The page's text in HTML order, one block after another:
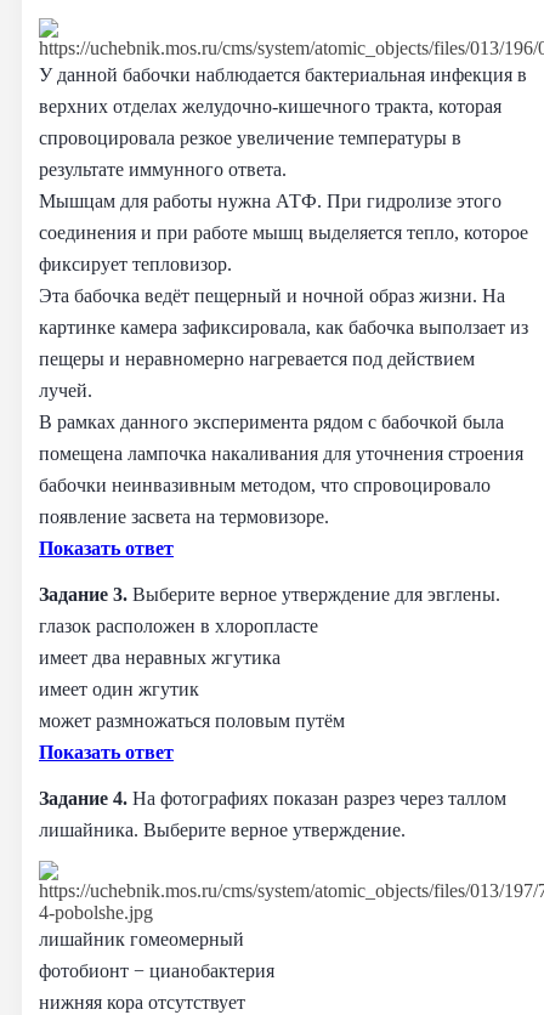
У данной бабочки наблюдается бактериальная инфекция в
верхних отделах желудочно-кишечного тракта, которая
спровоцировала резкое увеличение температуры в
результате иммунного ответа.
Мышцам для работы нужна АТФ. При гидролизе этого
соединения и при работе мышц выделяется тепло, которое
фиксирует тепловизор.
Эта бабочка ведёт пещерный и ночной образ жизни. На
картинке камера зафиксировала, как бабочка выползает из
пещеры и неравномерно нагревается под действием
лучей.
В рамках данного эксперимента рядом с бабочкой была
помещена лампочка накаливания для уточнения строения
бабочки неинвазивным методом, что спровоцировало
появление засвета на термовизоре.
Показать ответ
Задание 3. Выберите верное утверждение для эвглены.
глазок расположен в хлоропласте
имеет два неравных жгутика
имеет один жгутик
может размножаться половым путём
Показать ответ
Задание 4. На фотографиях показан разрез через таллом
лишайника. Выберите верное утверждение.
лишайник гомеомерный
фотобионт − цианобактерия
нижняя кора отсутствует